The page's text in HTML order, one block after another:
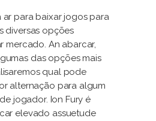
ar para baixar jogos para
diversas⁤ opções
mercado. An abarcar,
das opções mais
qual pode
alternação para algum
jogador. Ion Fury é
elevado assuetude